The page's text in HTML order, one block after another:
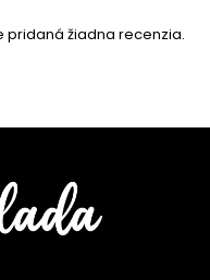
pridaná žiadna recenzia.